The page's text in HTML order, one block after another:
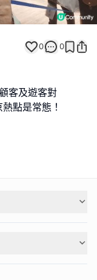
0 0
客及遊客對
點是常態！